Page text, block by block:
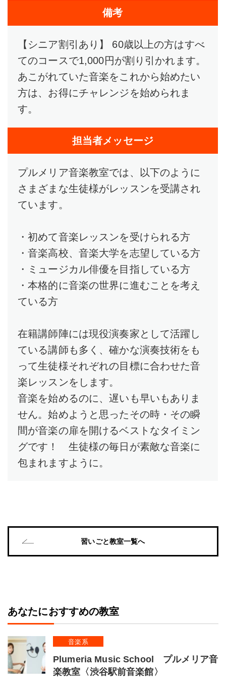
備考
【シニア割引あり】 60歳以上の方はすべ
てのコースで1,000円が割り引かれます。
あこがれていた音楽をこれから始めたい
方は、お得にチャレンジを始められま
す。
担当者メッセージ
プルメリア音楽教室では、以下のように
さまざまな生徒様がレッスンを受講され
ています。
・初めて音楽レッスンを受けられる方
・音楽高校、音楽大学を志望している方
・ミュージカル俳優を目指している方
・本格的に音楽の世界に進むことを考え
ている方
在籍講師陣には現役演奏家として活躍し
ている講師も多く、確かな演奏技術をも
って生徒様それぞれの目標に合わせた音
楽レッスンをします。
音楽を始めるのに、遅いも早いもありま
せん。始めようと思ったその時・その瞬
間が音楽の扉を開けるベストなタイミン
グです！ 生徒様の毎日が素敵な音楽に
包まれますように。
習いごと教室一覧へ
あなたにおすすめの教室
音楽系
Plumeria Music School プルメリア音
楽教室〈渋谷駅前音楽館〉